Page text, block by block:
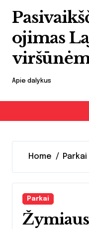
ojimas
Apie dalykus
Home Parkai
Parkai